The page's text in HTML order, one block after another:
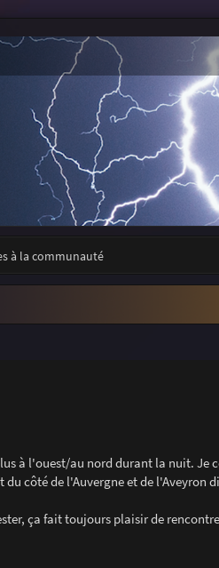
à la communauté
à l'ouest/au nord durant la nuit. Je
côté de l'Auvergne et de l'Aveyron
ça fait toujours plaisir de